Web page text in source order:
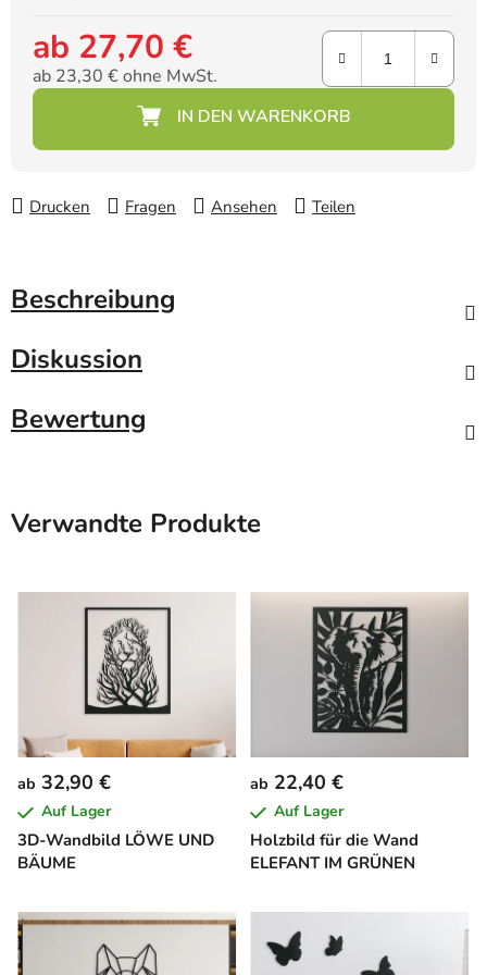
ab 27,70 €
ab 23,30 €ohne MwSt.
Drucken Fragen Ansehen Teilen
Beschreibung
Diskussion
Bewertung
Verwandte Produkte
3D-Wandbild LÖWE UND
BÄUME
ab 32,90 €
Auf Lager
Holzbild für die Wand
ELEFANT IM GRÜNEN
ab 22,40 €
Auf Lager